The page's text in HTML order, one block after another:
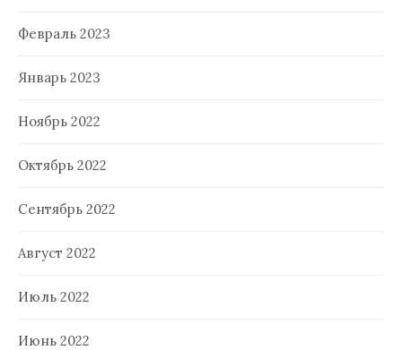
Февраль 2023
Январь 2023
Ноябрь 2022
Октябрь 2022
Сентябрь 2022
Август 2022
Июль 2022
Июнь 2022